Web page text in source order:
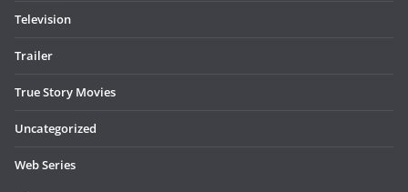
Television
Trailer
True Story Movies
Uncategorized
Web Series